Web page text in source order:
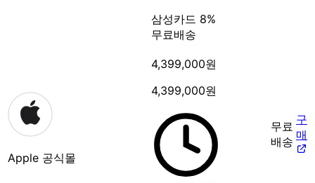
삼성카드 8%
무료배송
Apple 공식몰
4,399,000원
4,399,000원
무료
배송
구
매